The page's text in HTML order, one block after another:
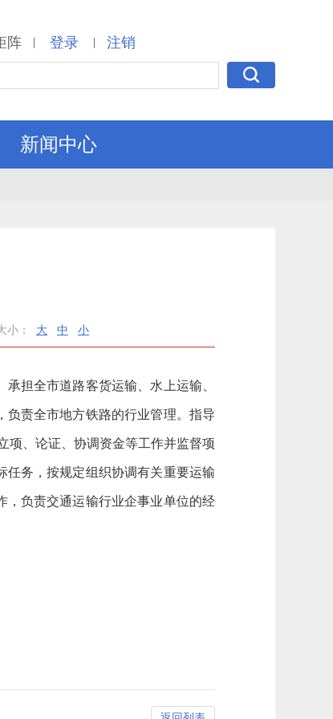
阵 | 登录 | 注销
新闻中心
小： 大 中 小
担全市道路客货运输、水上运输、
责全市地方铁路的行业管理。指导
项、论证、协调资金等工作并监督项
任务，按规定组织协调有关重要运输
，负责交通运输行业企事业单位的经